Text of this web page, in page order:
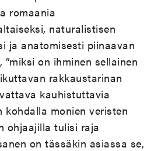
romaania
naturalistisen
ja anatomisesti piinaavan
”miksi on ihminen sellainen
rakkaustarinan
kauhistuttavia
kohdalla monien veristen
ohjaajilla tulisi raja
on tässäkin asiassa se,